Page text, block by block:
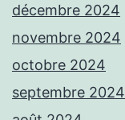
décembre 2024
novembre 2024
octobre 2024
septembre 2024